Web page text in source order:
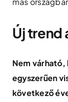
Új trend
Nem
egyszerűen
következő